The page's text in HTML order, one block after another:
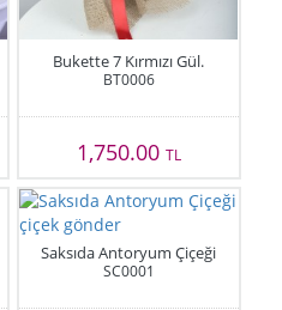
Bukette 7 Kırmızı Gül.
BT0006
1,750.00 TL
Saksıda Antoryum Çiçeği
SC0001